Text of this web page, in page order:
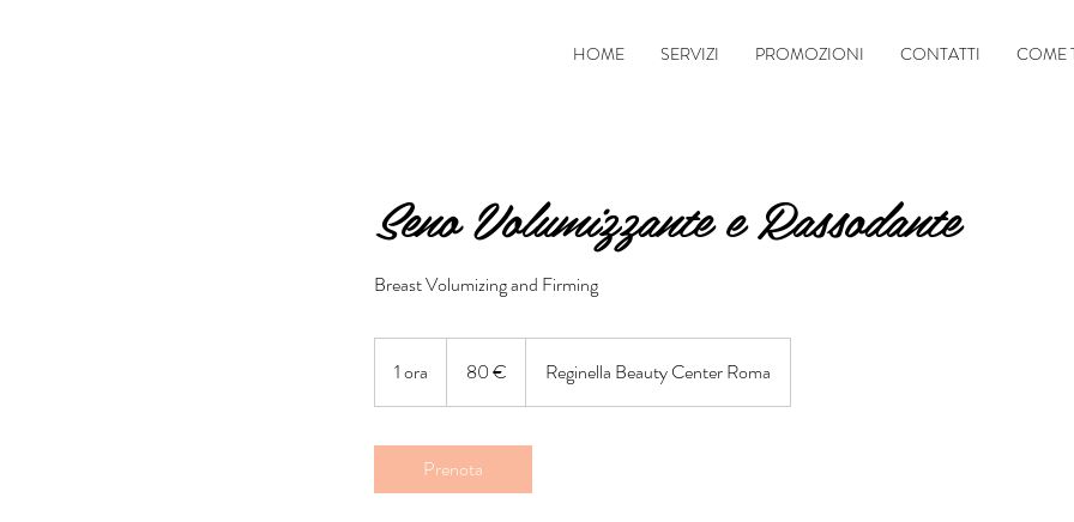
HOME SERVIZI PROMOZIONI CONTATTI COME
Seno Volumizzante e Rassodante
Breast Volumizing and Firming
1 ora
o
80 € Reginella Beauty Center Roma
Prenota